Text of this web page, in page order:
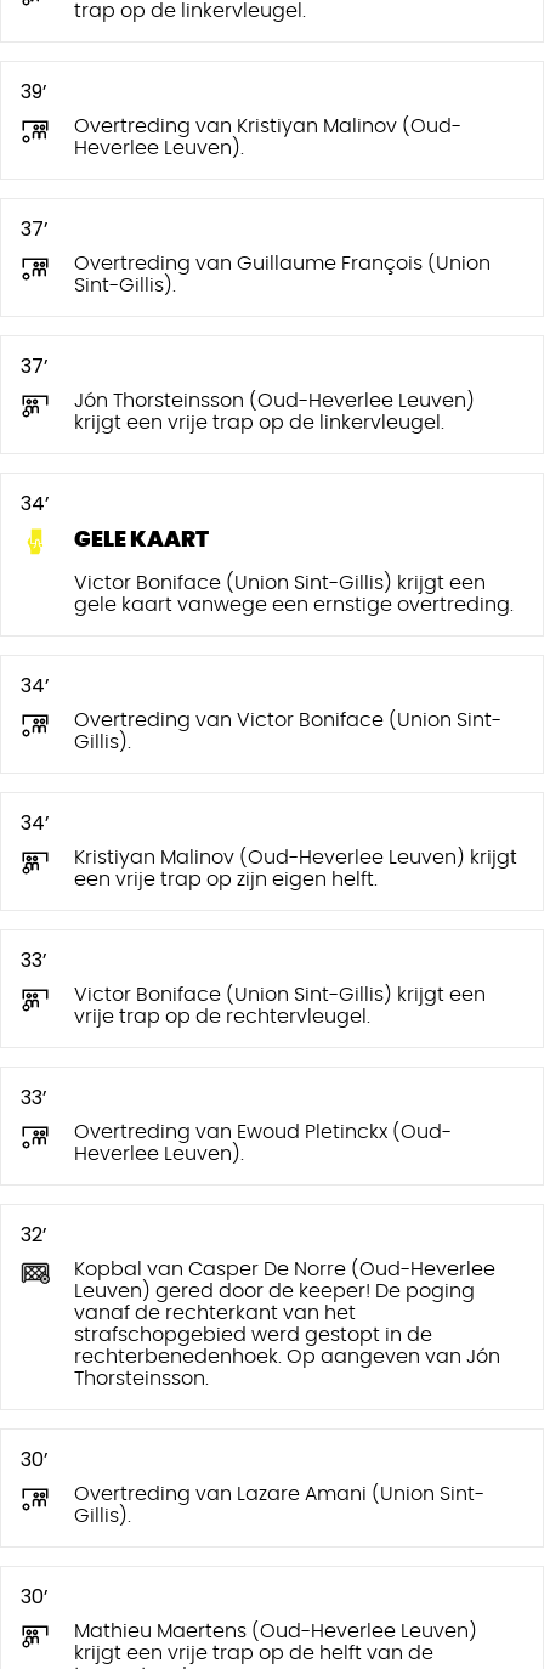
trap op de linkervleugel.
39’
Overtreding van Kristiyan Malinov (Oud-
Heverlee Leuven).
37’
Overtreding van Guillaume François (Union
Sint-Gillis).
37’
Jón Thorsteinsson (Oud-Heverlee Leuven)
krijgt een vrije trap op de linkervleugel.
34’
GELE KAART
Victor Boniface (Union Sint-Gillis) krijgt een
gele kaart vanwege een ernstige overtreding.
34’
Overtreding van Victor Boniface (Union Sint-
Gillis).
34’
Kristiyan Malinov (Oud-Heverlee Leuven) krijgt
een vrije trap op zijn eigen helft.
33’
Victor Boniface (Union Sint-Gillis) krijgt een
vrije trap op de rechtervleugel.
33’
Overtreding van Ewoud Pletinckx (Oud-
Heverlee Leuven).
32’
Kopbal van Casper De Norre (Oud-Heverlee
Leuven) gered door de keeper! De poging
vanaf de rechterkant van het
strafschopgebied werd gestopt in de
rechterbenedenhoek. Op aangeven van Jón
Thorsteinsson.
30’
Overtreding van Lazare Amani (Union Sint-
Gillis).
30’
Mathieu Maertens (Oud-Heverlee Leuven)
krijgt een vrije trap op de helft van de